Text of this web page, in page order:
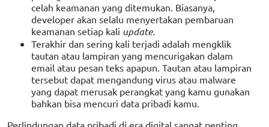
celah keamanan yang ditemukan. Biasanya,
developer akan selalu menyertakan pembaruan
keamanan setiap kali update.
Terakhir dan sering kali terjadi adalah mengklik
tautan atau lampiran yang mencurigakan dalam
email atau pesan teks apapun. Tautan atau lampiran
tersebut dapat mengandung virus atau malware
yang dapat merusak perangkat yang kamu gunakan
bahkan bisa mencuri data pribadi kamu.
Perlindungan data pribadi di era digital sangat penting